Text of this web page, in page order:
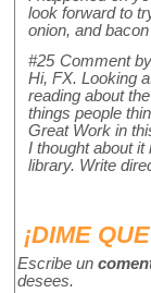
look forward to
onion, and
#25 Comment by
Hi, FX. Looking
reading about
things people
Great Work in
I thought about
library. Write
¡DIME
Escribe un
desees.